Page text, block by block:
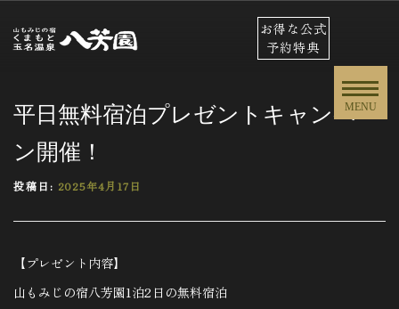
お得な公式
予約特典
MENU
平日無料宿泊プレゼントキャンペー
ン開催！
投稿日: 2025年4月17日
【プレゼント内容】
山もみじの宿八芳園1泊2日の無料宿泊